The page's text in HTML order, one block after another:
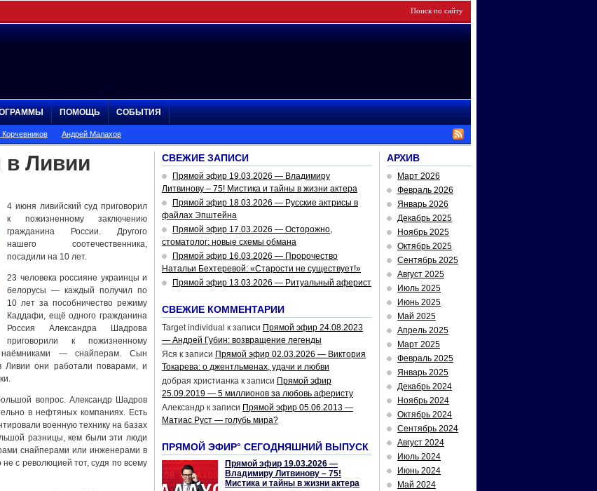
ПОМОЩЬ СОБЫТИЯ
Корчевников Андрей Малахов
в Ливии
4 июня ливийский суд приговорил
к пожизненному заключению
гражданина России. Другого
нашего соотечественника,
посадили на 10 лет.
23 человека россияне украинцы и
белорусы — каждый получил по
10 лет за пособничество режиму
Каддафи, ещё одного гражданина
Россия Александра Шадрова
приговорили к пожизненному
— снайперам. Сын
Ливии они работали поварами, и
вопрос. Александр Шадров
в нефтяных компаниях. Есть
военную технику на базах
разницы, кем были эти люди
снайперами или инженерами в
с революцией тот, судя по всему
СВЕЖИЕ ЗАПИСИ
Прямой эфир 19.03.2026 — Владимиру
Литвинову – 75! Мистика и тайны в жизни актера
Прямой эфир 18.03.2026 — Русские актрисы в
файлах Эпштейна
Прямой эфир 17.03.2026 — Осторожно,
стоматолог: новые схемы обмана
Прямой эфир 16.03.2026 — Пророчество
Натальи Бехтеревой: «Старости не существует!»
Прямой эфир 13.03.2026 — Ритуальный аферист
СВЕЖИЕ КОММЕНТАРИИ
Target individual к записи Прямой эфир 24.08.2023
— Андрей Губин: возвращение легенды
Яся к записи Прямой эфир 02.03.2026 — Виктория
Токарева: о джентльменах, удачи и любви
добрая христианка к записи Прямой эфир
25.09.2019 — 5 миллионов за любовь аферисту
Александр к записи Прямой эфир 05.06.2013 —
Матиас Руст — голубь мира?
ПРЯМОЙ ЭФИР° СЕГОДНЯШНИЙ ВЫПУСК
Прямой эфир 19.03.2026 —
Владимиру Литвинову – 75!
Мистика и тайны в жизни актера
АРХИВ
Март 2026
Февраль 2026
Январь 2026
Декабрь 2025
Ноябрь 2025
Октябрь 2025
Сентябрь 2025
Август 2025
Июль 2025
Июнь 2025
Май 2025
Апрель 2025
Март 2025
Февраль 2025
Январь 2025
Декабрь 2024
Ноябрь 2024
Октябрь 2024
Сентябрь 2024
Август 2024
Июль 2024
Июнь 2024
Май 2024